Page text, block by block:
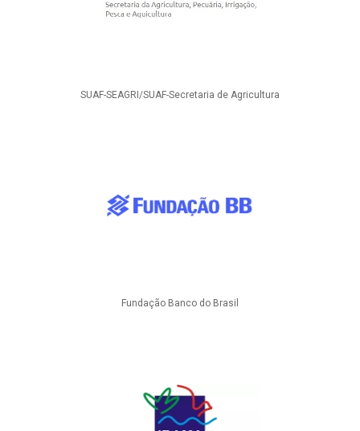
SUAF-SEAGRI/SUAF-Secretaria de Agricultura
Fundação Banco do Brasil